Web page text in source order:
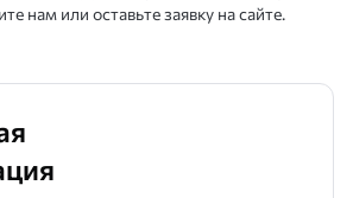
нам или оставьте заявку на сайте.